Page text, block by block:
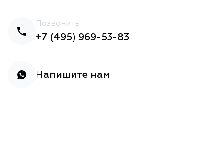
Позвонить
+7 (495) 969-53-83
Напишите нам